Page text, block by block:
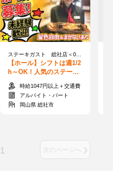
【ホール】シフトは週1/2
h～OK！人気のステーキ
ハウス◎髪色自由
時給1047円以上＋交通費
アルバイト・パート
岡山県 総社市
1 次のページへ